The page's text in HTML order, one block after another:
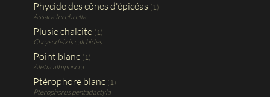
Phycide des cônes d'épicéas (1)
Assara terebrella
Plusie chalcite (1)
Chrysodeixis calchides
Point blanc (1)
Aletia albipuncta
Ptérophore blanc (1)
Pterophorus pentadactyla